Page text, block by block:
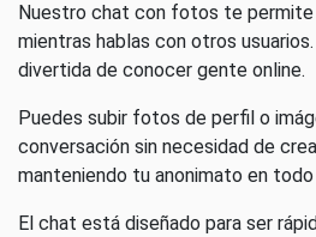
Nuestro chat con fotos te permite
mientras hablas con otros
divertida de conocer gente online.
Puedes subir fotos de perfil o
conversación sin necesidad de
manteniendo tu anonimato en
El chat está diseñado para ser